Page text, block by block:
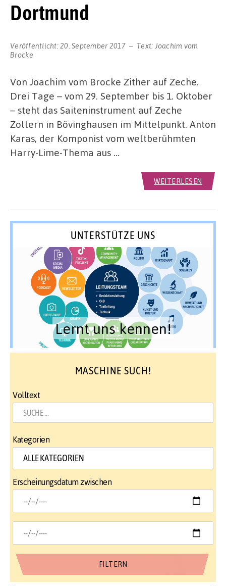
Dortmund
Veröffentlicht:20. September 2017 Text: Joachim vom
Brocke
Von Joachim vom Brocke Zither auf Zeche.
Drei Tage – vom 29. September bis 1. Oktober
– steht das Saiteninstrument auf Zeche
Zollern in Bövinghausen im Mittelpunkt. Anton
Karas, der Komponist vom weltberühmten
Harry-Lime-Thema aus …
WEITERLESEN
UNTERSTÜTZE UNS
Lernt uns kennen!
MASCHINE SUCH!
Volltext
Kategorien
Erscheinungsdatum zwischen